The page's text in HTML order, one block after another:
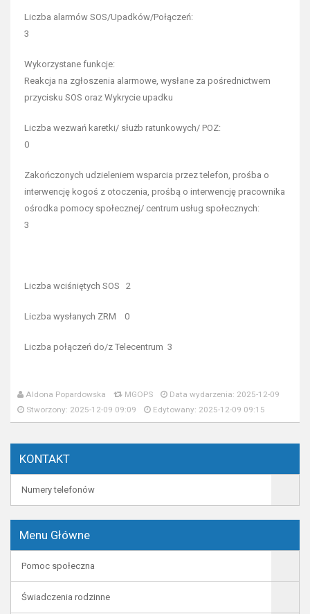
Liczba alarmów SOS/Upadków/Połączeń:
3
Wykorzystane funkcje:
Reakcja na zgłoszenia alarmowe, wysłane za pośrednictwem
przycisku SOS oraz Wykrycie upadku
Liczba wezwań karetki/ służb ratunkowych/ POZ:
0
Zakończonych udzieleniem wsparcia przez telefon, prośba o
interwencję kogoś z otoczenia, prośbą o interwencję pracownika
ośrodka pomocy społecznej/ centrum usług społecznych:
3
Liczba wciśniętych SOS 2
Liczba wysłanych ZRM 0
Liczba połączeń do/z Telecentrum 3
Aldona Popardowska MGOPS
Data wydarzenia: 2025-12-09
Stworzony: 2025-12-09 09:09
Edytowany: 2025-12-09 09:15
KONTAKT
Numery telefonów
Menu Główne
Pomoc społeczna
Świadczenia rodzinne